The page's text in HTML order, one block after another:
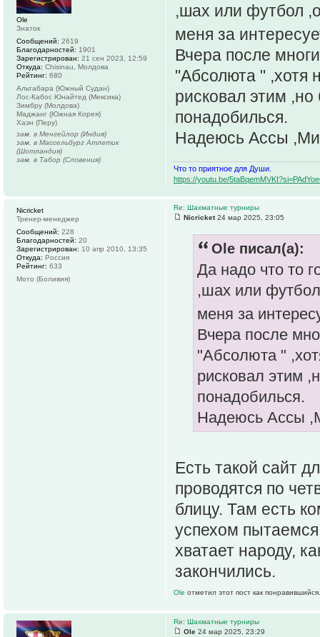
,шах или футбол
меня за
Вчера после
"Абсолюта " ,хотя
рисковал этим ,но
понадобилься.
Надеюсь Ассы
Что то приятное для Души.
https://youtu.be/
Ole
Знаток
Сообщений: 2619
Благодарностей: 1901
Зарегистрирован: 21 сен 2023, 12:59
Откуда: Chisinau, Молдова
Рейтинг: 680
Альтабара (Южный Судан)
Лос-Кабос Юнайтед (Мексика)
Зимбру (Молдова)
Маджанг (Южная Корея)
Хаэн (Перу)
зам. в Менгейлор (Индия)
зам. в Массельбург Атлетик
(Шотландия)
зам. в Табор (Словения)
Re: Шахматные турниры
Nicricket24 мар 2025, 23:05
Ole писал(а):
Да надо что то
,шах или
меня за
Вчера после
"Абсолюта "
рисковал этим
понадобилься.
Надеюсь Ассы
Есть такой сайт
проводятся по
блицу. Там есть
успехом
хватает народу,
закончились.
Ole отметил этот пост как понравившийся.
Nicricket
Тренер-менеджер
Сообщений: 228
Благодарностей: 20
Зарегистрирован: 10 апр 2010, 13:35
Откуда: Россия
Рейтинг: 633
Мото (Боливия)
Re: Шахматные турниры
Ole 24 мар 2025, 23:29